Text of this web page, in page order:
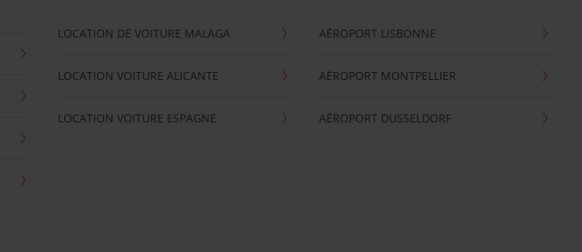
LOCATION DE VOITURE MALAGA
LOCATION VOITURE ALICANTE
LOCATION VOITURE ESPAGNE
AÉROPORT LISBONNE
AÉROPORT MONTPELLIER
AÉROPORT DUSSELDORF